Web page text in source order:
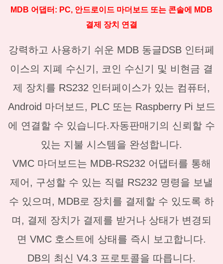
MDB 어댑터: PC, 안드로이드 마더보드 또는 콘솔에 MDB
결제 장치 연결
강력하고 사용하기 쉬운 MDB 동글DSB 인터페
이스의 지폐 수신기, 코인 수신기 및 비현금 결
제 장치를 RS232 인터페이스가 있는 컴퓨터,
Android 마더보드, PLC 또는 Raspberry Pi 보드
에 연결할 수 있습니다.자동판매기의 신뢰할 수
있는 지불 시스템을 완성합니다.
VMC 마더보드는 MDB-RS232 어댑터를 통해
제어, 구성할 수 있는 직렬 RS232 명령을 보낼
수 있으며, MDB로 장치를 결제할 수 있도록 하
며, 결제 장치가 결제를 받거나 상태가 변경되
면 VMC 호스트에 상태를 즉시 보고합니다.
DB의 최신 V4.3 프로토콜을 따릅니다.